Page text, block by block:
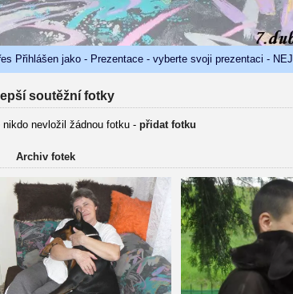
Přihlášen jako - Prezentace - vyberte svoji prezentaci - NEJ
soutěžní fotky
nevložil žádnou fotku - přidat fotku
Archiv fotek